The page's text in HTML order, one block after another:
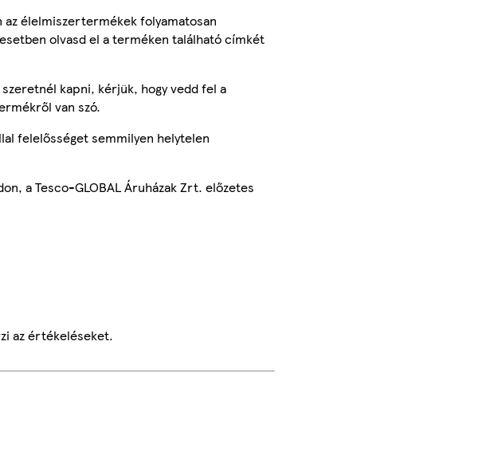
élelmiszertermékek folyamatosan
olvasd el a terméken található címkét
kapni, kérjük, hogy vedd fel a
van szó.
felelősséget semmilyen helytelen
a Tesco-GLOBAL Áruházak Zrt. előzetes
az értékeléseket.